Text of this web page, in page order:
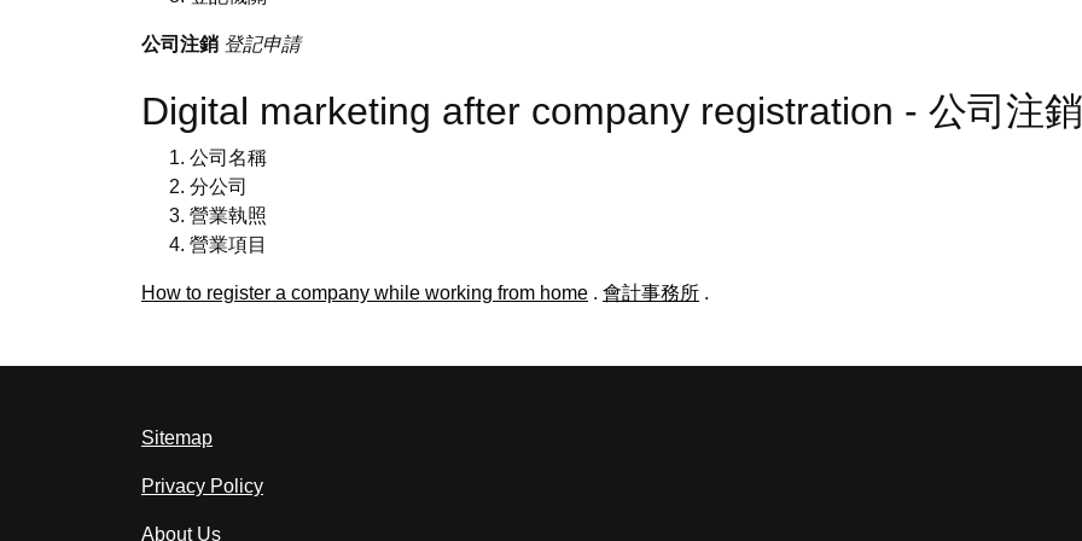
公司注銷 登記申請
Digital marketing after company registration - 公司注銷
公司名稱
分公司
營業執照
營業項目
How to register a company while working from home . 會計事務所 .
Sitemap
Privacy Policy
About Us